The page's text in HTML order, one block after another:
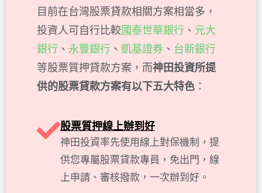
目前在台灣股票貸款相關方案相當多，
投資人可自行比較國泰世華銀行、 元大
銀行、 永豐銀行、 凱基證券、 台新銀行
等股票質押貸款方案，而神田投資所提
供的股票貸款方案有以下五大特色：
股票質押線上辦到好
神田投資率先使用線上對保機制，提
供您專屬股票貸款專員，免出門，線
上申請、審核撥款，一次辦到好。